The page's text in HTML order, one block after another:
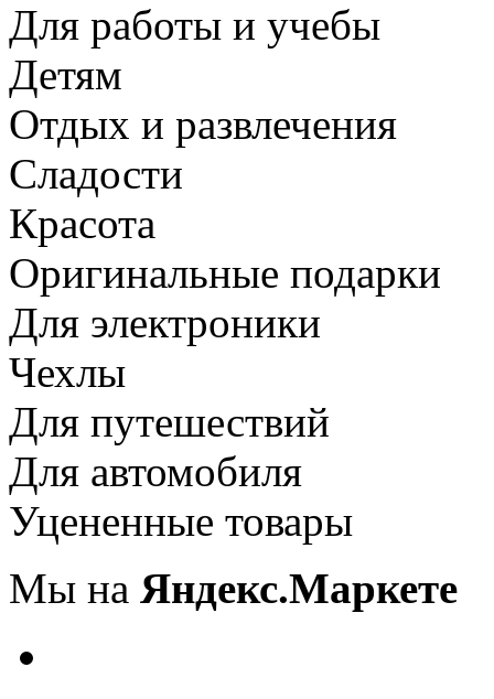
Для работы и учебы
Детям
Отдых и развлечения
Сладости
Красота
Оригинальные подарки
Для электроники
Чехлы
Для путешествий
Для автомобиля
Уцененные товары
Мы на Яндекс.Маркете